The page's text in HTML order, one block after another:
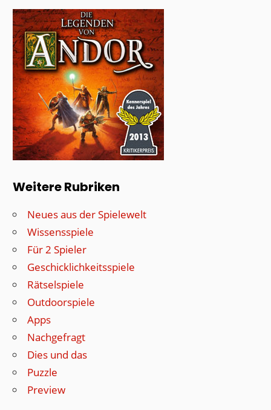
Weitere Rubriken
Neues aus der Spielewelt
Wissensspiele
Für 2 Spieler
Geschicklichkeitsspiele
Rätselspiele
Outdoorspiele
Apps
Nachgefragt
Dies und das
Puzzle
Preview